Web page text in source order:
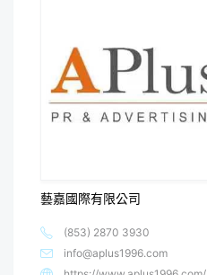
藝嘉國際有限公司
(853) 2870 3930
info@aplus1996.com